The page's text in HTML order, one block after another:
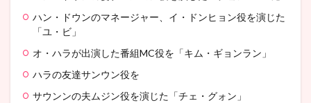
ハン・ドウンのマネージャー、イ・ドンヒョン役を演じた
「ユ・ビ」
オ・ハラが出演した番組MC役を「キム・ギョンラン」
ハラの友達サンウン役を
サウンンの夫ムジン役を演じた「チェ・グォン」